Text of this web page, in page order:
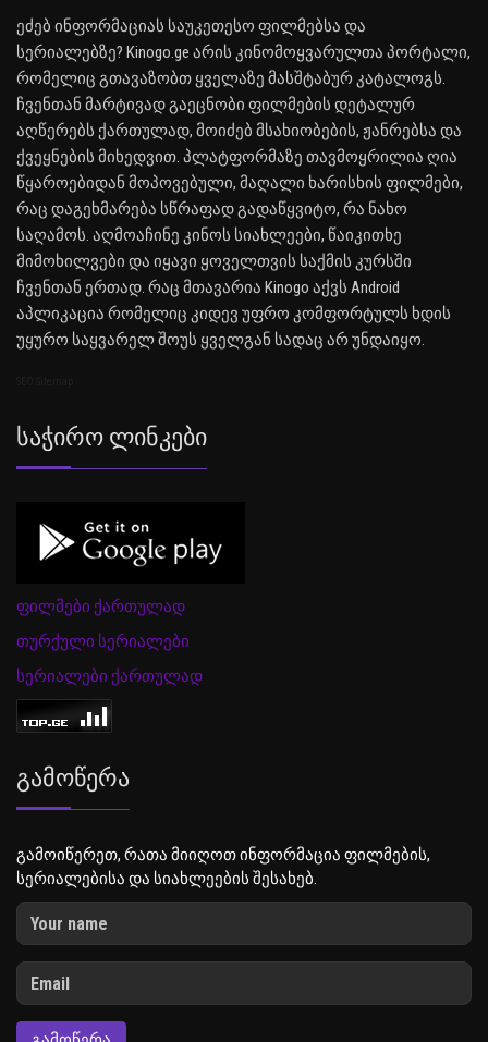
ეძებ ინფორმაციას საუკეთესო ფილმებსა და
სერიალებზე? Kinogo.ge არის კინომოყვარულთა პორტალი,
რომელიც გთავაზობთ ყველაზე მასშტაბურ კატალოგს.
ჩვენთან მარტივად გაეცნობი ფილმების დეტალურ
აღწერებს ქართულად, მოიძებ მსახიობების, ჟანრებსა და
ქვეყნების მიხედვით. პლატფორმაზე თავმოყრილია ღია
წყაროებიდან მოპოვებული, მაღალი ხარისხის ფილმები,
რაც დაგეხმარება სწრაფად გადაწყვიტო, რა ნახო
საღამოს. აღმოაჩინე კინოს სიახლეები, წაიკითხე
მიმოხილვები და იყავი ყოველთვის საქმის კურსში
ჩვენთან ერთად. რაც მთავარია Kinogo აქვს Android
აპლიკაცია რომელიც კიდევ უფრო კომფორტულს ხდის
უყურო საყვარელ შოუს ყველგან სადაც არ უნდაიყო.
Საჭირო Ლინკები
ფილმები ქართულად
თურქული სერიალები
სერიალები ქართულად
Გამოწერა
გამოიწერეთ, რათა მიიღოთ ინფორმაცია ფილმების,
სერიალებისა და სიახლეების შესახებ.